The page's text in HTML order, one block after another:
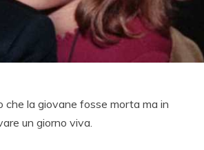
che la giovane fosse morta ma in
un giorno viva.